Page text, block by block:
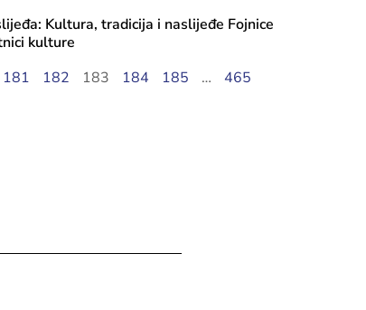
održala sastanak sa
pozorišta Sarajevo
Kultura, tradicija i naslijeđe Fojnice
kulture
181 182 183 184 185 …
465